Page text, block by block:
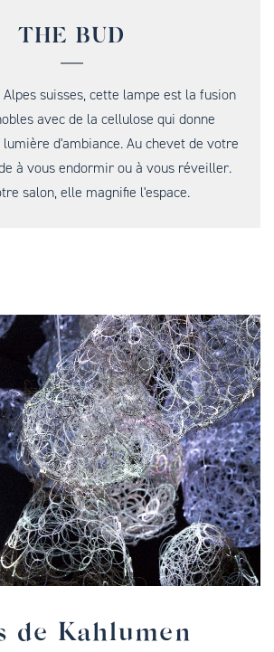
THE BUD
suisses, cette lampe est la fusion
avec de la cellulose qui donne
lumière d'ambiance. Au chevet de votre
à vous endormir ou à vous réveiller.
salon, elle magnifie l'espace.
de Kahlumen